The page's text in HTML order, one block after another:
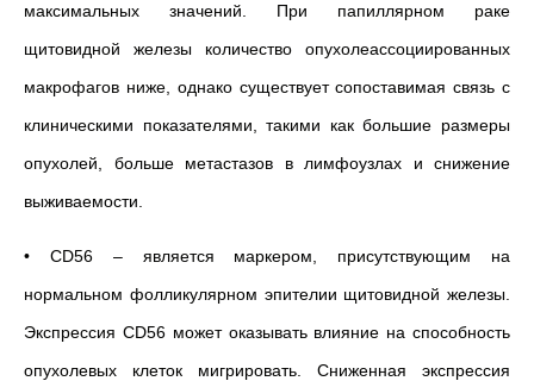
максимальных значений. При папиллярном раке
щитовидной железы количество опухолеассоциированных
макрофагов ниже, однако существует сопоставимая связь с
клиническими показателями, такими как большие размеры
опухолей, больше метастазов в лимфоузлах и снижение
выживаемости.
• CD56 – является маркером, присутствующим на
нормальном фолликулярном эпителии щитовидной железы.
Экспрессия CD56 может оказывать влияние на способность
опухолевых клеток мигрировать. Сниженная экспрессия